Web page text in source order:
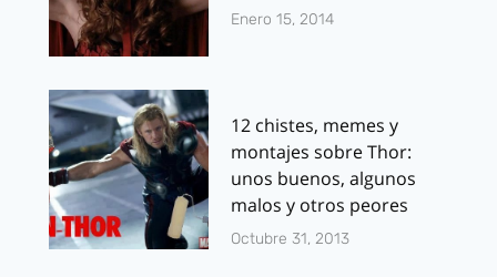
Enero 15, 2014
12 chistes, memes y
montajes sobre Thor:
unos buenos, algunos
malos y otros peores
Octubre 31, 2013